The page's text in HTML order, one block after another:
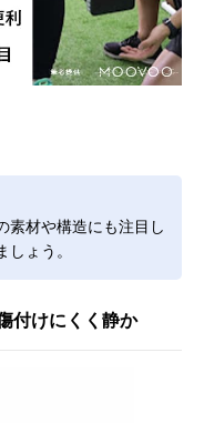
素材や構造にも注目し
ょう。
付けにくく静か